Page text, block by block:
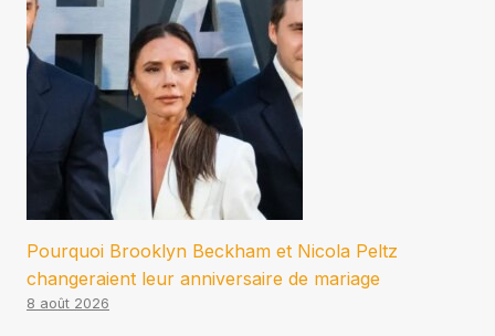
Pourquoi Brooklyn Beckham et Nicola Peltz
changeraient leur anniversaire de mariage
8 août 2026